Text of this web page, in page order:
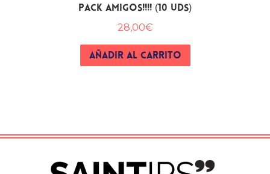
PACK AMIGOS!!!! (10 UDS)
28,00€
AÑADIR AL CARRITO